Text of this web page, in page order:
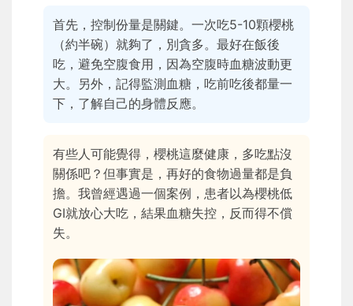
首先，控制份量是關鍵。一次吃5-10顆櫻桃
（約半碗）就夠了，別貪多。最好在飯後
吃，避免空腹食用，因為空腹時血糖波動更
大。另外，記得監測血糖，吃前吃後都量一
下，了解自己的身體反應。
有些人可能覺得，櫻桃這麼健康，多吃點沒
關係吧？但事實是，再好的食物過量都是負
擔。我曾經遇過一個案例，患者以為櫻桃低
GI就放心大吃，結果血糖失控，反而得不償
失。